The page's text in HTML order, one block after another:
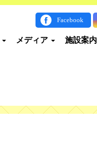
Facebook
メディア 施設案内